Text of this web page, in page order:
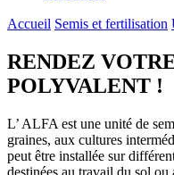
Accueil Semis et fertilisation
RENDEZ
POLYVALENT !
L’ ALFA est une unité de
graines, aux cultures
peut être installée sur
destinées au travail du sol ou